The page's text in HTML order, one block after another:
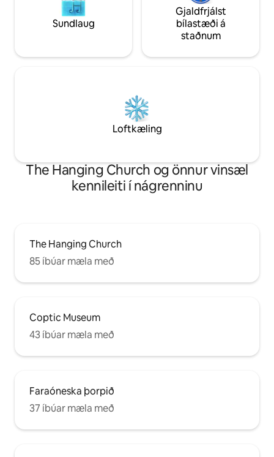
Sundlaug
Gjaldfrjálst
bílastæði á
staðnum
Loftkæling
The Hanging Church og önnur vinsæl
kennileiti í nágrenninu
The Hanging Church
85 íbúar mæla með
Coptic Museum
43 íbúar mæla með
Faraóneska þorpið
37 íbúar mæla með